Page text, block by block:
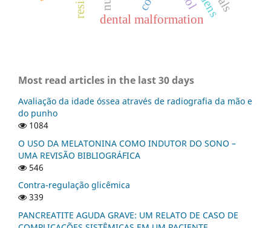
dental malformation
Most read articles in the last 30 days
Avaliação da idade óssea através de radiografia da mão e
do punho
1084
O USO DA MELATONINA COMO INDUTOR DO SONO –
UMA REVISÃO BIBLIOGRÁFICA
546
Contra-regulação glicêmica
339
PANCREATITE AGUDA GRAVE: UM RELATO DE CASO DE